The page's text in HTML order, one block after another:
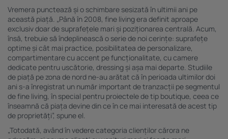
Vremera punctează și o schimbare sesizată în ultimii ani pe
această piață. „Până în 2008, fine living era definit aproape
exclusiv doar de suprafețele mari și poziționarea centrală. Acum,
însă, trebuie să îndeplinească o serie de noi cerințe: suprafețe
optime și cât mai practice, posibilitatea de personalizare,
compartimentare cu accent pe funcționalitate, cu camere
dedicate pentru uscătorie, dressing și așa mai departe. Studiile
de piață pe zona de nord ne-au arătat că în perioada ultimilor doi
ani s-a înregistrat un număr important de tranzacții pe segmentul
de fine living, în special pentru proiectele de tip boutique, ceea ce
înseamnă că piața devine din ce în ce mai interesată de acest tip
de proprietăți”, spune el.
„Totodată, având în vedere categoria clienților cărora ne